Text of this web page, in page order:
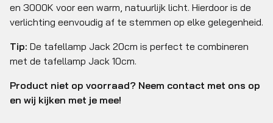
en 3000K voor een warm, natuurlijk licht. Hierdoor is de
verlichting eenvoudig af te stemmen op elke gelegenheid.
Tip: De tafellamp Jack 20cm is perfect te combineren
met de tafellamp Jack 10cm.
Product niet op voorraad? Neem contact met ons op
en wij kijken met je mee!